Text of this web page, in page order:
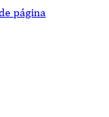
página